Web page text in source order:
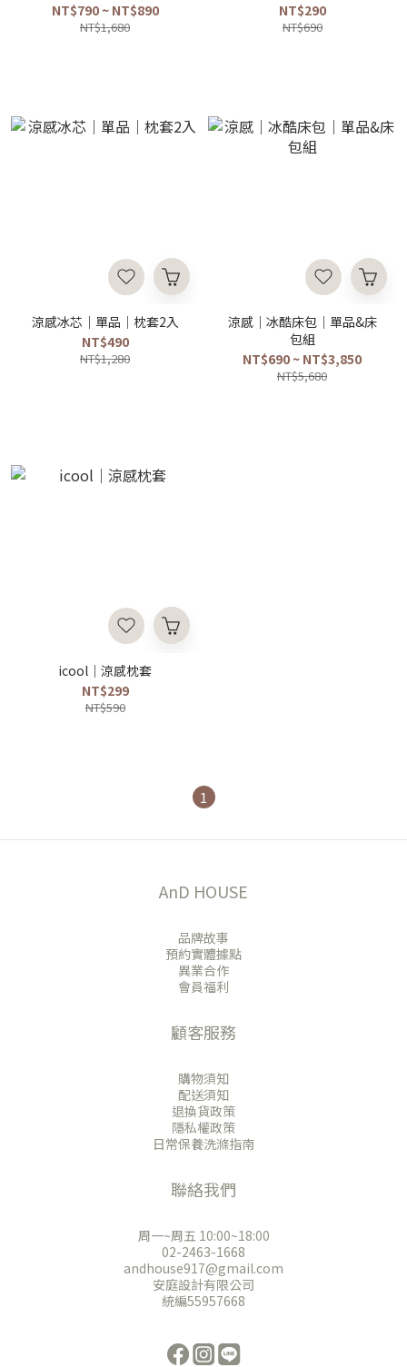
NT$790 ~ NT$890
NT$1,680
NT$290
NT$690
涼感冰芯｜單品｜枕套2入
NT$490
NT$1,280
涼感｜冰酷床包｜單品&床
包組
NT$690 ~ NT$3,850
NT$5,680
icool｜涼感枕套
NT$299
NT$590
1
AnD HOUSE
品牌故事
預約實體據點
異業合作
會員福利
顧客服務
購物須知
配送須知
退換貨政策
隱私權政策
日常保養洗滌指南
聯絡我們
周一~周五 10:00~18:00
02-2463-1668
andhouse917@gmail.com
安庭設計有限公司
統編55957668